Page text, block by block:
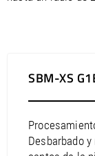
SBM-XS
Desbarbado